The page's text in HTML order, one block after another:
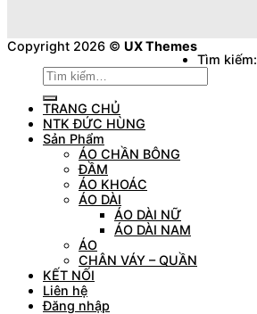
Copyright 2026 © UX Themes
Tìm kiếm:
TRANG CHỦ
NTK ĐỨC HÙNG
Sản Phẩm
ÁO CHẦN BÔNG
ĐẦM
ÁO KHOÁC
ÁO DÀI
ÁO DÀI NỮ
ÁO DÀI NAM
ÁO
CHÂN VÁY – QUẦN
KẾT NỐI
Liên hệ
Đăng nhập